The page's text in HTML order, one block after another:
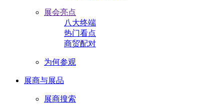
展会亮点
八大终端
热门看点
商贸配对
为何参观
展商与展品
展商搜索